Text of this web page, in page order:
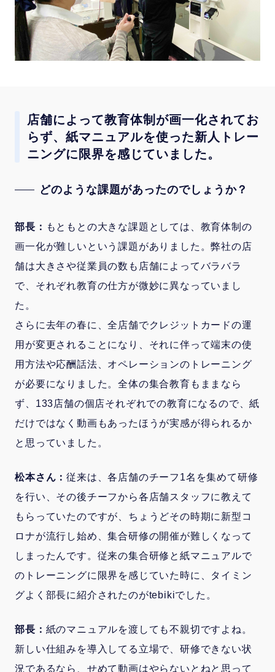
店舗によって教育体制が画一化されてお
らず、紙マニュアルを使った新人トレー
ニングに限界を感じていました。
どのような課題があったのでしょうか？
部長： もともとの大きな課題としては、教育体制の
画一化が難しいという課題がありました。弊社の店
舗は大きさや従業員の数も店舗によってバラバラ
で、それぞれ教育の仕方が微妙に異なっていまし
た。
さらに去年の春に、全店舗でクレジットカードの運
用が変更されることになり、それに伴って端末の使
用方法や応酬話法、オペレーションのトレーニング
が必要になりました。全体の集合教育もままなら
ず、133店舗の個店それぞれでの教育になるので、紙
だけではなく動画もあったほうが実感が得られるか
と思っていました。
松本さん：従来は、各店舗のチーフ1名を集めて研修
を行い、その後チーフから各店舗スタッフに教えて
もらっていたのですが、ちょうどその時期に新型コ
ロナが流行し始め、集合研修の開催が難しくなって
しまったんです。従来の集合研修と紙マニュアルで
のトレーニングに限界を感じていた時に、タイミン
グよく部長に紹介されたのがtebikiでした。
部長： 紙のマニュアルを渡しても不親切ですよね。
新しい仕組みを導入してる立場で、研修できない状
況であるなら、せめて動画はやらないとねと思って